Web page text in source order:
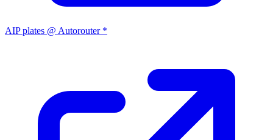
AIP plates @ Autorouter *